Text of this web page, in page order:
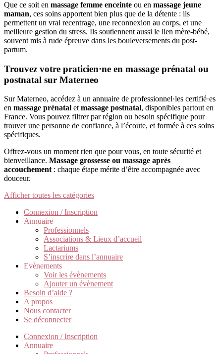
Que ce soit en massage femme enceinte ou en massage jeune
maman, ces soins apportent bien plus que de la détente : ils
permettent un vrai recentrage, une reconnexion au corps, et une
meilleure gestion du stress. Ils soutiennent aussi le lien mère-bébé,
souvent mis à rude épreuve dans les bouleversements du post-
partum.
Trouvez votre praticien·ne en massage prénatal ou
postnatal sur Materneo
Sur Materneo, accédez à un annuaire de professionnel·les certifié·es
en massage prénatal etmassage postnatal, disponibles partout en
France. Vous pouvez filtrer par région ou besoin spécifique pour
trouver une personne de confiance, à l’écoute, et formée à ces soins
spécifiques.
Offrez-vous un moment rien que pour vous, en toute sécurité et
bienveillance. Massage grossesse ou massage après
accouchement: chaque étape mérite d’être accompagnée avec
douceur.
Afficher toutes les catégories
Connexion / Inscription
Annuaire
Professionnels
Associations & Lieux d’accueil
Lactariums
S’inscrire dans l’annuaire
Evènements
Voir les évènements
Ajouter un évènement
Besoin d’aide ?
A propos
Nous contacter
Se déconnecter
Connexion / Inscription
Annuaire